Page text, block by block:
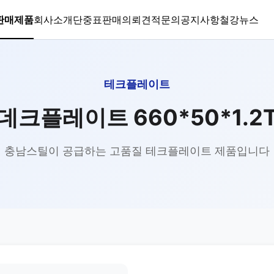
매제품회사소개단중표판매의뢰견적문의공지사항철강뉴스
테크플레이트
크플레이트
충남스틸이 공급하는 고품질 테크플레이트 제품입니다